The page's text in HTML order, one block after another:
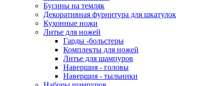
Бусины на темляк
Декоративная фурнитура для шкатулок
Кухонные ножи
Литье для ножей
Гарды -больстеры
Комплекты для ножей
Литье для шампуров
Навершия - головы
Навершия - тыльники